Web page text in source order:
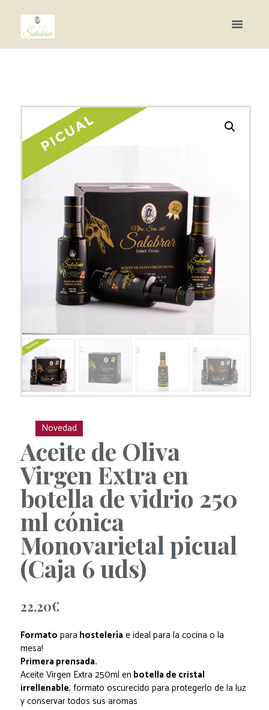
Novedad
Aceite de Oliva
Virgen Extra en
botella de vidrio 250
ml cónica
Monovarietal picual
(Caja 6 uds)
22,20€
Formato para hostelería e ideal para la cocina o la
mesa!
Primera prensada.
Aceite Virgen Extra 250ml en botella de cristal
irrellenable, formato oscurecido para protegerlo de la luz
y conservar todos sus aromas